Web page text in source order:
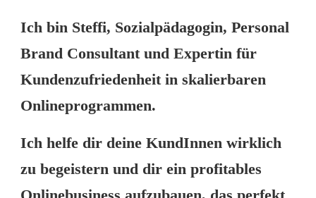
Ich bin Steffi, Sozialpädagogin, Personal
Brand Consultant und Expertin für
Kundenzufriedenheit in skalierbaren
Onlineprogrammen.
Ich helfe dir deine KundInnen wirklich
zu begeistern und dir ein profitables